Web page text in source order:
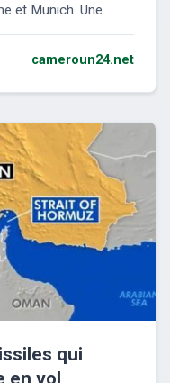
et Munich. Une...
cameroun24.net
qui
en vol,